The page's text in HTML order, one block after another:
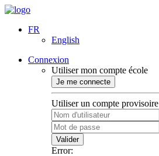
FR
English
Connexion
Utiliser mon compte école
Je me connecte
Utiliser un compte provisoire
Valider
Error: